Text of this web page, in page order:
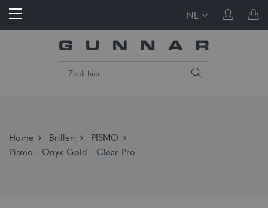
NL
Home Brillen
PISMO
Pismo - Onyx Gold - Clear Pro